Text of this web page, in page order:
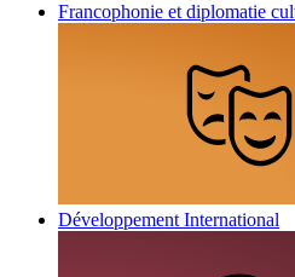
Francophonie et diplomatie
Développement International